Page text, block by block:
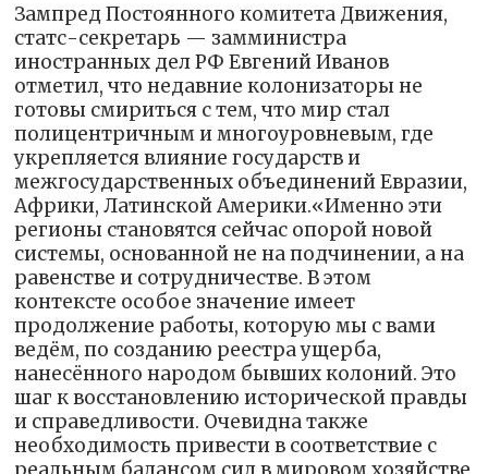
Зампред Постоянного комитета Движения,
статс-секретарь — замминистра
иностранных дел РФ Евгений Иванов
отметил, что недавние колонизаторы не
готовы смириться с тем, что мир стал
полицентричным и многоуровневым, где
укрепляется влияние государств и
межгосударственных объединений Евразии,
Африки, Латинской Америки.«Именно эти
регионы становятся сейчас опорой новой
системы, основанной не на подчинении, а на
равенстве и сотрудничестве. В этом
контексте особое значение имеет
продолжение работы, которую мы с вами
ведём, по созданию реестра ущерба,
нанесённого народом бывших колоний. Это
шаг к восстановлению исторической правды
и справедливости. Очевидна также
необходимость привести в соответствие с